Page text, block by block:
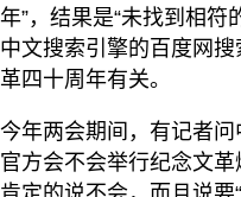
年”，结果是“未找到相符
中文搜索引擎的百度网
革四十周年有关。
今年两会期间，有记者
官方会不会举行纪念文